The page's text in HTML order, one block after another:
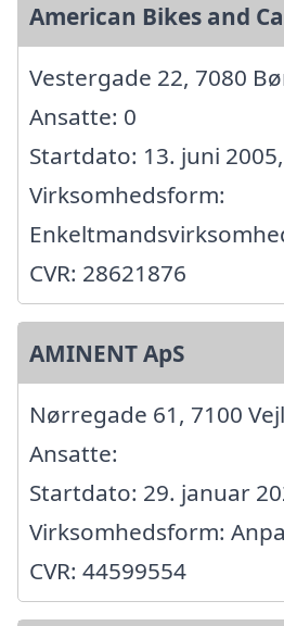
American Bikes and
Vestergade 22, 7080
Ansatte: 0
Startdato: 13. juni 2005,
Virksomhedsform:
CVR: 28621876
AMINENT ApS
Nørregade 61, 7100
Ansatte:
Startdato: 29. januar
Virksomhedsform:
CVR: 44599554